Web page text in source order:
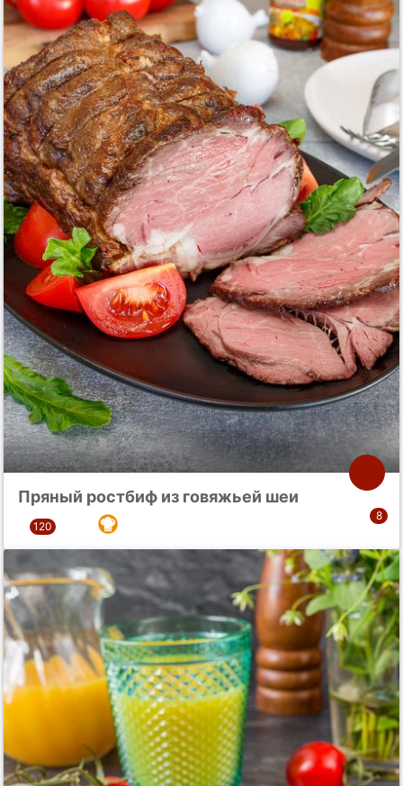
Пряный ростбиф из говяжьей шеи